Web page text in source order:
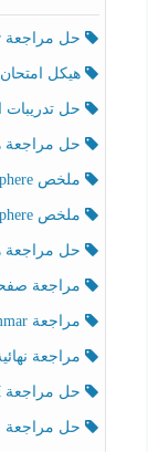
حل مراجعة Grammar اللغة الإنجليزية الصف الخامس الفصل الثالث
هيكل امتحان
حل تدريبات
حل مراجعة هيكلة
ملخص Effect of Atmosphere حسب الهيكل الوزاري العلوم المتكاملة الصف الخامس انسبير الفصل الثالث
ملخص Effect of Geosphere حسب الهيكل الوزاري العلوم المتكاملة الصف الخامس انسبير الفصل الثالث
حل مراجعة هيكلة
مراجعة صفحات
مراجعة Review Grammar حسب الهيكل اللغة الإنجليزية الصف الخامس الفصل الثالث
مراجعة نهائية
حل مراجعة FINAL EXAMاللغة الإنجليزية الصف الخامس الفصل الثالث
حل مراجعة